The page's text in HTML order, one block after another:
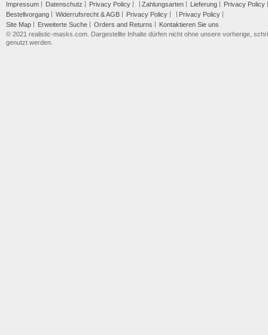
Impressum Datenschutz Privacy Policy Zahlungsarten Lieferung
Privacy Policy
Bestellvorgang
Widerrufsrecht & AGB Privacy Policy
Privacy Policy
Site Map
Erweiterte Suche Orders and Returns
Kontaktieren Sie uns
© 2021 realistic-masks.com. Dargestellte Inhalte dürfen nicht ohne unsere vorherige,
genutzt werden.